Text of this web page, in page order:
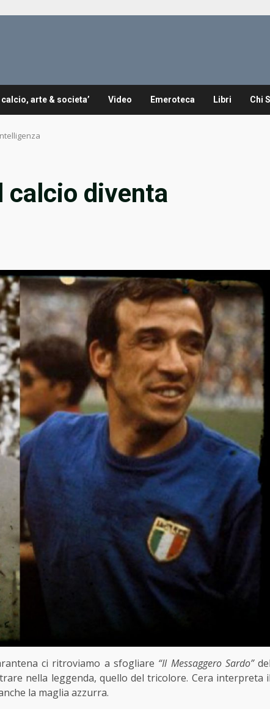
calcio, arte & societa’ Video Emeroteca Libri Chi
calcio diventa
ci ritroviamo a sfogliare “Il Messaggero Sardo”del
nella leggenda, quello del tricolore. Cera interpreta il
la maglia azzurra.